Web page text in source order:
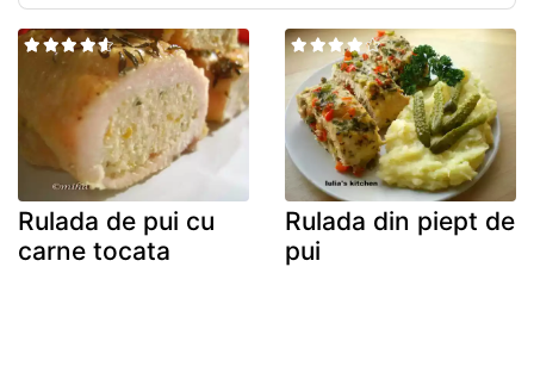
Rulada de pui cu
carne tocata
Rulada din piept de
pui